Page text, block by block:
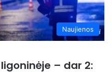
Naujienos
– dar 2: